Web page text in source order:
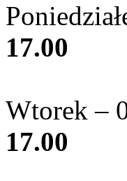
17.00
Wtorek –
17.00